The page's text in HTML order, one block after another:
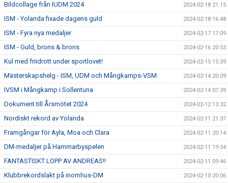
Bildcollage från IUDM 2024 2024-02-18 21:15
ISM - Yolanda fixade dagens guld 2024-02-18 16:48
ISM - Fyra nya medaljer 2024-02-17 17:09
ISM - Guld, brons & brons 2024-02-16 20:53
Kul med friidrott under sportlovet! 2024-02-15 15:39
Mästerskapshelg - ISM, UDM och Mångkamps-VSM 2024-02-14 20:09
IVSM i Mångkamp i Sollentuna 2024-02-14 07:39
Dokument till Årsmötet 2024 2024-02-12 13:32
Nordiskt rekord av Yolanda 2024-02-11 21:37
Framgångar för Ayla, Moa och Clara 2024-02-11 20:14
DM-medaljer på Hammarbyspelen 2024-02-11 19:54
FANTASTISKT LOPP AV ANDREAS!! 2024-02-11 09:46
Klubbrekordslakt på inomhus-DM 2024-02-10 20:06